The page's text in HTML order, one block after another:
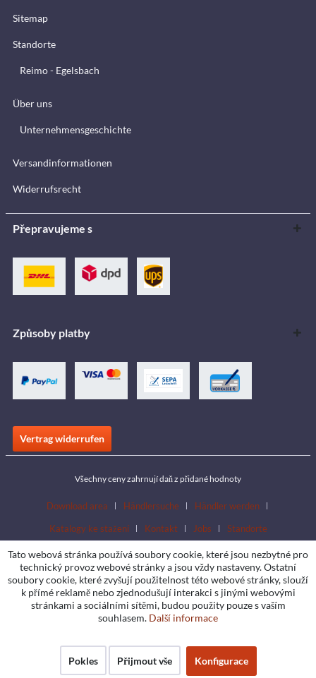
Sitemap
Standorte
Reimo - Egelsbach
Über uns
Unternehmensgeschichte
Versandinformationen
Widerrufsrecht
Přepravujeme s
Způsoby platby
Vertrag widerrufen
Všechny ceny zahrnují daň z přidané hodnoty
Download area Händlersuche
Händler werden
Katalogy ke stažení
Kontakt Jobs Standorte
Tato webová stránka používá soubory cookie, které jsou nezbytné pro
technický provoz webové stránky a jsou vždy nastaveny. Ostatní
soubory cookie, které zvyšují použitelnost této webové stránky, slouží
k přímé reklamě nebo zjednodušují interakci s jinými webovými
stránkami a sociálními sítěmi, budou použity pouze s vaším
souhlasem. Další informace
Pokles Přijmout vše Konfigurace